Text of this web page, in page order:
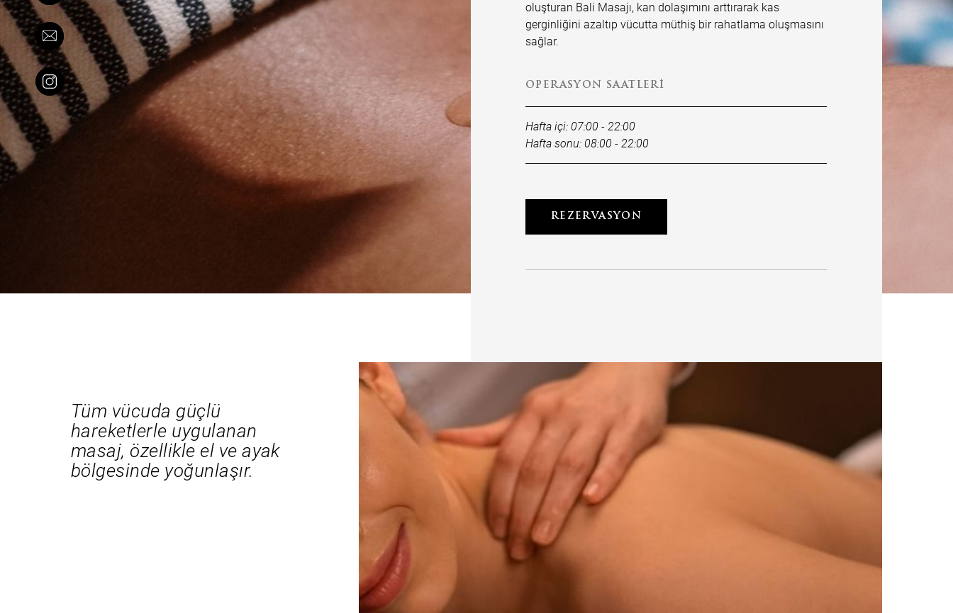
oluşturan Bali Masajı, kan dolaşımını arttırarak kas
gerginliğini azaltıp vücutta müthiş bir rahatlama oluşmasını
sağlar.
OPERASYON SAATLERI
Hafta içi: 07:00 - 22:00
Hafta sonu: 08:00 - 22:00
REZERVASYON
Tüm vücuda güçlü
hareketlerle uygulanan
masaj, özellikle el ve ayak
bölgesinde yoğunlaşır.